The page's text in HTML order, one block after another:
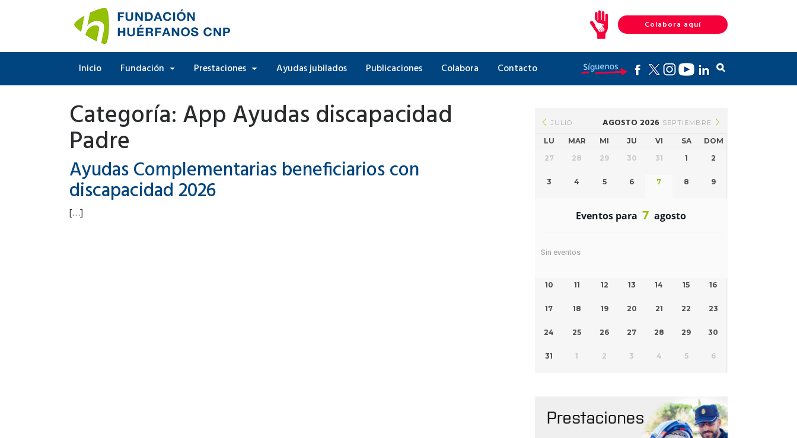
Colabora aquí
Inicio Fundación Prestaciones Ayudas jubilados Publicaciones Colabora Contacto
Categoría: App Ayudas discapacidad
Padre
Ayudas Complementarias beneficiarios con
discapacidad 2026
[…]
JULIO AGOSTO 2026 SEPTIEMBRE
LU MAR MI JU VI SA
DOM
27
28 29 30 31 1 2
3 4 5 6 7 8 9
Eventos para 7 agosto
Sin eventos
10 11 12 13 14 15 16
17 18 19 20 21 22 23
24 25 26 27 28 29 30
31 1 2 3 4 5 6